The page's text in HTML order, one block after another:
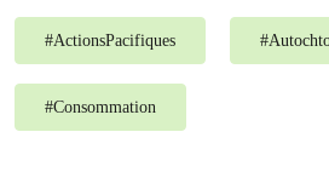
#ActionsPacifiques #
#Consommation